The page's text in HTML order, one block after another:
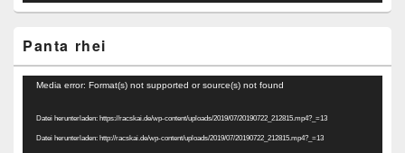
Panta rhei
Video-
Media error: Format(s) not supported or source(s) not found
Datei herunterladen: https://racskai.de/wp-content/uploads/2019/07/20190722_212815.mp4?_=13
Datei herunterladen: http://racskai.de/wp-content/uploads/2019/07/20190722_212815.mp4?_=13